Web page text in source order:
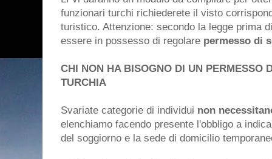
funzionari turchi richiederete il visto
turistico. Attenzione: secondo la legge prima
essere in possesso di regolare permesso di
CHI NON HA BISOGNO DI UN PERMESSO
TURCHIA
Svariate categorie di individui non
elenchiamo facendo presente l'obbligo a
del soggiorno e la sede di domicilio